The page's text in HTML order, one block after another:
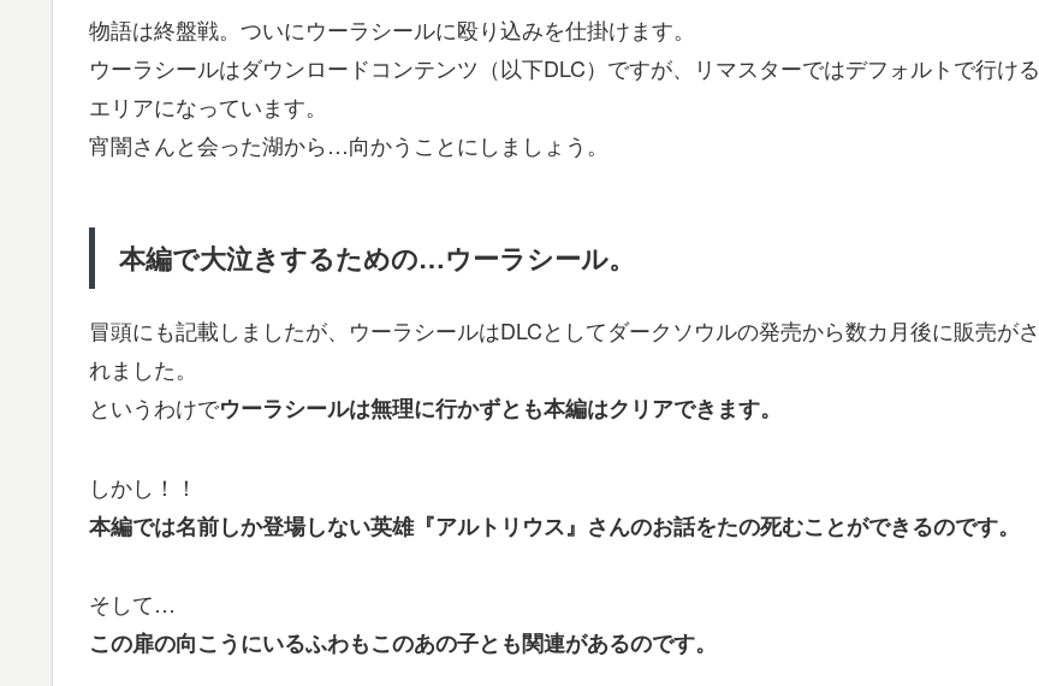
物語は終盤戦。ついにウーラシールに殴り込みを仕掛けます。
ウーラシールはダウンロードコンテンツ（以下DLC）ですが、リマスターではデフォルトで行ける
エリアになっています。
宵闇さんと会った湖から…向かうことにしましょう。
本編で大泣きするための…ウーラシール。
冒頭にも記載しましたが、ウーラシールはDLCとしてダークソウルの発売から数カ月後に販売がさ
れました。
というわけでウーラシールは無理に行かずとも本編はクリアできます。
しかし！！
本編では名前しか登場しない英雄『アルトリウス』さんのお話をたの死むことができるのです。
そして…
この扉の向こうにいるふわもこのあの子とも関連があるのです。